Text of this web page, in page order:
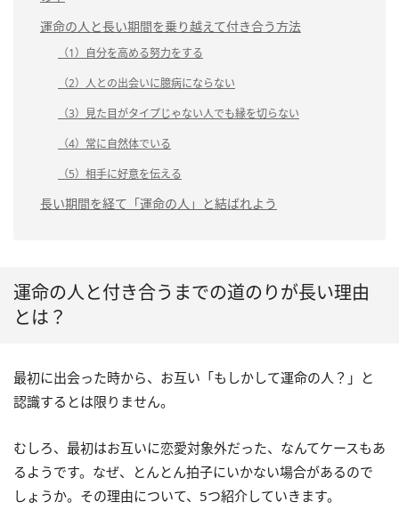
運命の人と長い期間を乗り越えて付き合う方法
（1）自分を高める努力をする
（2）人との出会いに臆病にならない
（3）見た目がタイプじゃない人でも縁を切らない
（4）常に自然体でいる
（5）相手に好意を伝える
長い期間を経て「運命の人」と結ばれよう
運命の人と付き合うまでの道のりが長い理由
とは？
最初に出会った時から、お互い「もしかして運命の人？」と
認識するとは限りません。
むしろ、最初はお互いに恋愛対象外だった、なんてケースもあ
るようです。なぜ、とんとん拍子にいかない場合があるので
しょうか。その理由について、5つ紹介していきます。